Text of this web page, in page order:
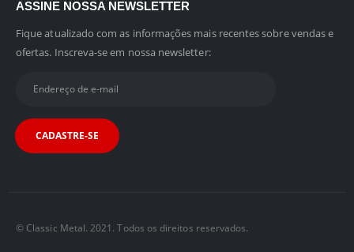
ASSINE NOSSA NEWSLETTER
Fique atualizado com as informações mais recentes sobre vendas e
ofertas. Inscreva-se em nossa newsletter:
© Classic Metal. 2021. Todos os direitos reservados.